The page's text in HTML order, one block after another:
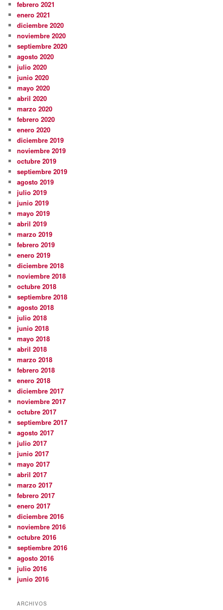
febrero 2021
enero 2021
diciembre 2020
noviembre 2020
septiembre 2020
agosto 2020
julio 2020
junio 2020
mayo 2020
abril 2020
marzo 2020
febrero 2020
enero 2020
diciembre 2019
noviembre 2019
octubre 2019
septiembre 2019
agosto 2019
julio 2019
junio 2019
mayo 2019
abril 2019
marzo 2019
febrero 2019
enero 2019
diciembre 2018
noviembre 2018
octubre 2018
septiembre 2018
agosto 2018
julio 2018
junio 2018
mayo 2018
abril 2018
marzo 2018
febrero 2018
enero 2018
diciembre 2017
noviembre 2017
octubre 2017
septiembre 2017
agosto 2017
julio 2017
junio 2017
mayo 2017
abril 2017
marzo 2017
febrero 2017
enero 2017
diciembre 2016
noviembre 2016
octubre 2016
septiembre 2016
agosto 2016
julio 2016
junio 2016
ARCHIVOS